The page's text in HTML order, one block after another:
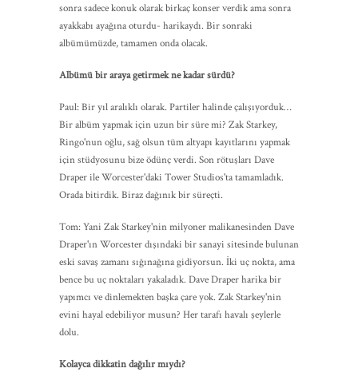
sonra sadece konuk olarak birkaç konser verdik ama sonra
ayakkabı ayağına oturdu- harikaydı. Bir sonraki
albümümüzde, tamamen onda olacak.
Albümü bir araya getirmek ne kadar sürdü?
Paul: Bir yıl aralıklı olarak. Partiler halinde çalışıyorduk…
Bir albüm yapmak için uzun bir süre mi? Zak Starkey,
Ringo'nun oğlu, sağ olsun tüm altyapı kayıtlarını yapmak
için stüdyosunu bize ödünç verdi. Son rötuşları Dave
Draper ile Worcester'daki Tower Studios'ta tamamladık.
Orada bitirdik. Biraz dağınık bir süreçti.
Tom: Yani Zak Starkey'nin milyoner malikanesinden Dave
Draper'ın Worcester dışındaki bir sanayi sitesinde bulunan
eski savaş zamanı sığınağına gidiyorsun. İki uç nokta, ama
bence bu uç noktaları yakaladık. Dave Draper harika bir
yapımcı ve dinlemekten başka çare yok. Zak Starkey'nin
evini hayal edebiliyor musun? Her tarafı havalı şeylerle
dolu.
Kolayca dikkatin dağılır mıydı?